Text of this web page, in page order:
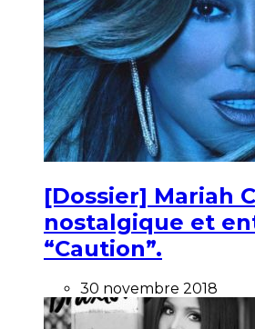
[Dossier] Mariah
nostalgique et
“Caution”.
30 novembre 2018